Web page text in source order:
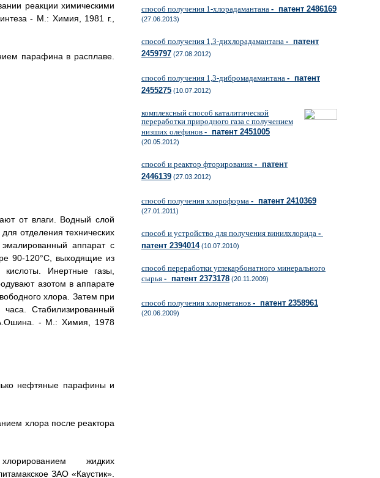
реакции химическими
- М.: Химия, 1981 г.,
парафина в расплаве.
от влаги. Водный слой
отделения технических
аппарат с
90-120°С, выходящие из
кислоты. Инертные газы,
азотом в аппарате
хлора. Затем при
Стабилизированный
- М.: Химия, 1978
нефтяные парафины и
хлора после реактора
жидких
ЗАО «Каустик».
способ получения 1-хлорадамантана - патент 2486169
(27.06.2013)
способ получения 1,3-дихлорадамантана - патент
2459797 (27.08.2012)
способ получения 1,3-дибромадамантана - патент
2455275 (10.07.2012)
комплексный способ каталитической
переработки природного газа с получением
низших олефинов - патент 2451005
(20.05.2012)
способ и реактор фторирования - патент
2446139 (27.03.2012)
способ получения хлороформа - патент 2410369
(27.01.2011)
способ и устройство для получения винилхлорида -
патент 2394014(10.07.2010)
способ переработки углекарбонатного минерального
сырья - патент 2373178 (20.11.2009)
способ получения хлорметанов - патент 2358961
(20.06.2009)